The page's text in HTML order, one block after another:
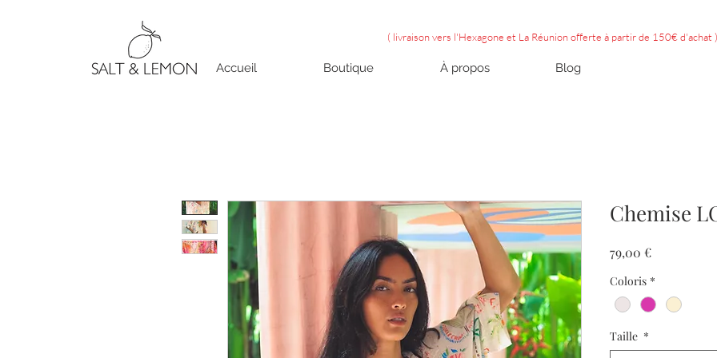
( livraison vers l'Hexagone et La Réunion offerte à partir de 150€ d'achat )
Accueil Boutique À propos Blog
Chemise
79,00 €Prix
Coloris *
Taille *